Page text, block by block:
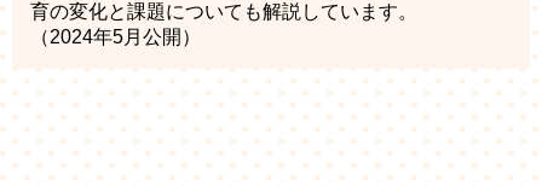
育の変化と課題についても解説しています。
（2024年5月公開）